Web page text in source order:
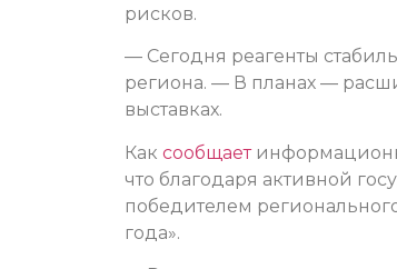
рисков.
— Сегодня реагенты
региона. — В планах —
выставках.
Как сообщает
что благодаря активной
победителем
года».